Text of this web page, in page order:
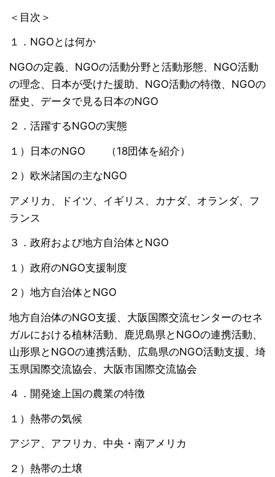
＜目次＞
１．NGOとは何か
NGOの定義、NGOの活動分野と活動形態、NGO活動
の理念、日本が受けた援助、NGO活動の特徴、NGOの
歴史、データで見る日本のNGO
２．活躍するNGOの実態
１）日本のNGO （18団体を紹介）
２）欧米諸国の主なNGO
アメリカ、ドイツ、イギリス、カナダ、オランダ、フ
ランス
３．政府および地方自治体とNGO
１）政府のNGO支援制度
２）地方自治体とNGO
地方自治体のNGO支援、大阪国際交流センターのセネ
ガルにおける植林活動、鹿児島県とNGOの連携活動、
山形県とNGOの連携活動、広島県のNGO活動支援、埼
玉県国際交流協会、大阪市国際交流協会
４．開発途上国の農業の特徴
１）熱帯の気候
アジア、アフリカ、中央・南アメリカ
２）熱帯の土壌